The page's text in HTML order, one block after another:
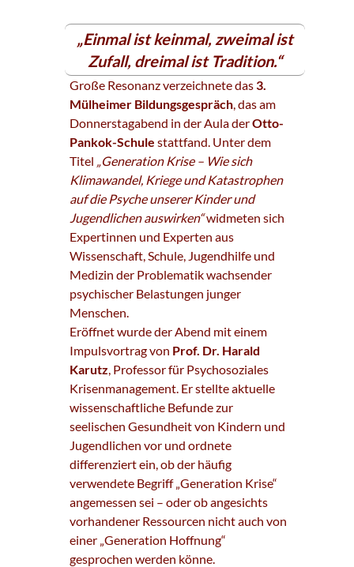
„Einmal ist keinmal, zweimal ist
Zufall, dreimal ist Tradition.“
Große Resonanz verzeichnete das3.
Mülheimer Bildungsgespräch , das am
Donnerstagabend in der Aula derOtto-
Pankok-Schule stattfand. Unter dem
Titel
„Generation Krise – Wie sich
Klimawandel, Kriege und Katastrophen
auf die Psyche unserer Kinder und
Jugendlichen auswirken“widmeten sich
Expertinnen und Experten aus
Wissenschaft, Schule, Jugendhilfe und
Medizin der Problematik wachsender
psychischer Belastungen junger
Menschen.
Eröffnet wurde der Abend mit einem
Impulsvortrag von Prof. Dr. Harald
Karutz , Professor für Psychosoziales
Krisenmanagement. Er stellte aktuelle
wissenschaftliche Befunde zur
seelischen Gesundheit von Kindern und
Jugendlichen vor und ordnete
differenziert ein, ob der häufig
verwendete Begriff „Generation Krise“
angemessen sei – oder ob angesichts
vorhandener Ressourcen nicht auch von
einer „Generation Hoffnung“
gesprochen werden könne.